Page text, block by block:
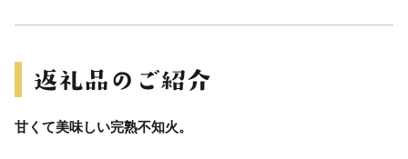
甘くて美味しい完熟不知火。